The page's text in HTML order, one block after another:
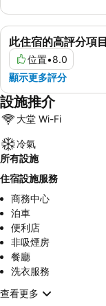
此住宿的高評分項目
位置•8.0
顯示更多評分
設施推介
大堂 Wi-Fi
冷氣
所有設施
住宿設施服務
商務中心
泊車
便利店
非吸煙房
餐廳
洗衣服務
查看更多